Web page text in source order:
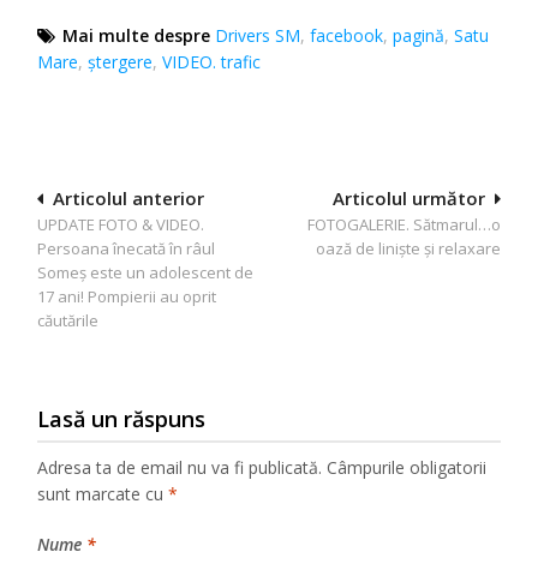
Mai multe despre Drivers SM,facebook,pagină,Satu
Mare,ștergere,VIDEO. trafic
Navigare
în
articole
Articolul următor
FOTOGALERIE. Sătmarul…o
oază de liniște şi relaxare
Articolul anterior
UPDATE FOTO & VIDEO.
Persoana înecată în râul
Someș este un adolescent de
17 ani! Pompierii au oprit
căutările
Lasă un răspuns
Adresa ta de email nu va fi publicată. Câmpurile obligatorii
sunt marcate cu*
Nume *